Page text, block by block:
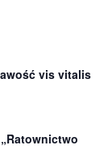
vis vitalis